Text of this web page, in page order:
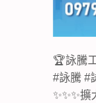
🏆詠騰
#詠騰 #
✨✨✨擴